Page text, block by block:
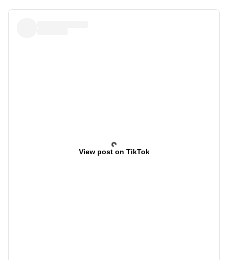
View post on TikTok